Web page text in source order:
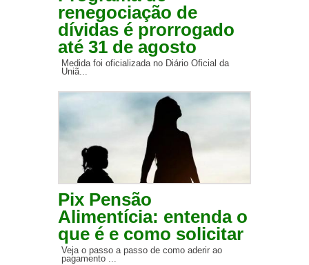
renegociação de
dívidas é prorrogado
até 31 de agosto
Medida foi oficializada no Diário Oficial da
Uniã...
Pix Pensão
Alimentícia: entenda o
que é e como solicitar
Veja o passo a passo de como aderir ao
pagamento ...